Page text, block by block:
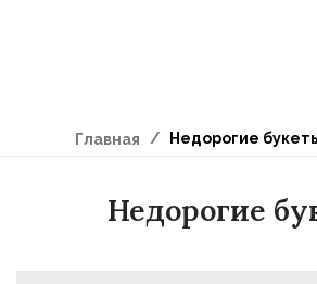
Главная / Недорогие
Недорогие